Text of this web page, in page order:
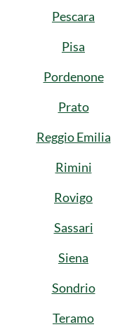
Pescara
Pisa
Pordenone
Prato
Reggio Emilia
Rimini
Rovigo
Sassari
Siena
Sondrio
Teramo